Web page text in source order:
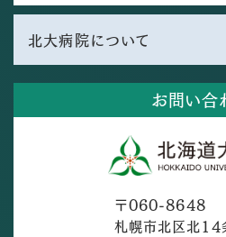
お問い合
〒060-8648
札幌市北区北14
北大病院について